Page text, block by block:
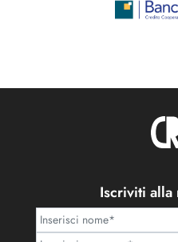
Iscriviti alla